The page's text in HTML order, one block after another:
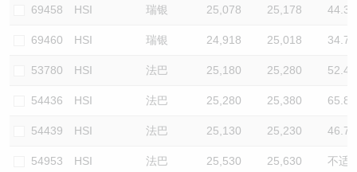
69458 HSI 瑞银 25,078 25,178 44.3
69460 HSI 瑞银 24,918 25,018 34.7
53780 HSI 法巴 25,180 25,280 52.4
54436 HSI 法巴 25,280 25,380 65.8
54439 HSI 法巴 25,130 25,230 46.7
54953 HSI 法巴 25,530 25,630 不适